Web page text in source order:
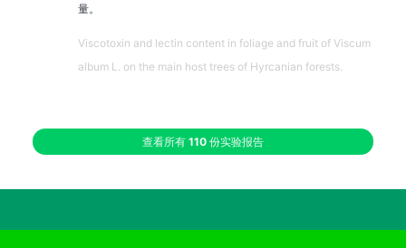
量。
Viscotoxin and lectin content in foliage and fruit of Viscum
album L. on the main host trees of Hyrcanian forests.
查看所有 110 份实验报告